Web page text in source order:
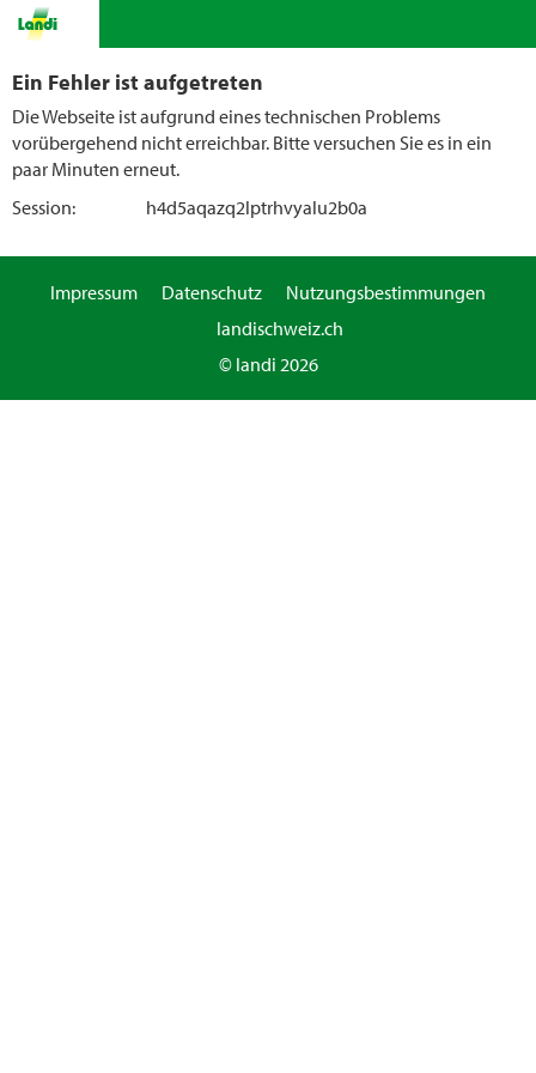
Ein Fehler ist aufgetreten
Die Webseite ist aufgrund eines technischen Problems
vorübergehend nicht erreichbar. Bitte versuchen Sie es in ein
paar Minuten erneut.
Session:
h4d5aqazq2lptrhvyalu2b0a
Impressum Datenschutz
Nutzungsbestimmungen
landischweiz.ch
© landi 2026